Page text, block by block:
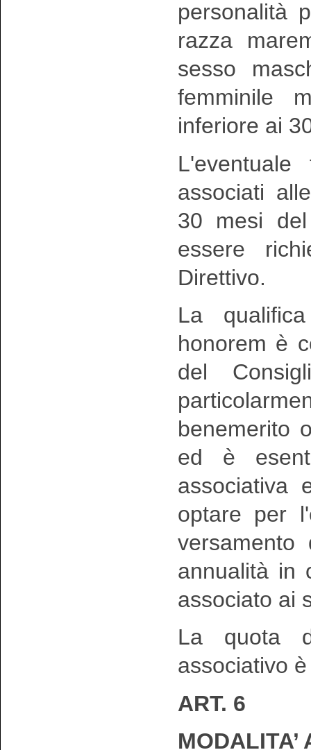
personalità
razza
sesso
femminile
inferiore ai
associati
30 mesi
essere
Direttivo.
La
honorem è
del
benemerito
ed è
associativa
optare per
annualità in
associato ai
La quota
associativo
ART. 6
MODALITA’